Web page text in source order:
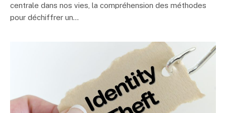
centrale dans nos vies, la compréhension des méthodes
pour déchiffrer un…